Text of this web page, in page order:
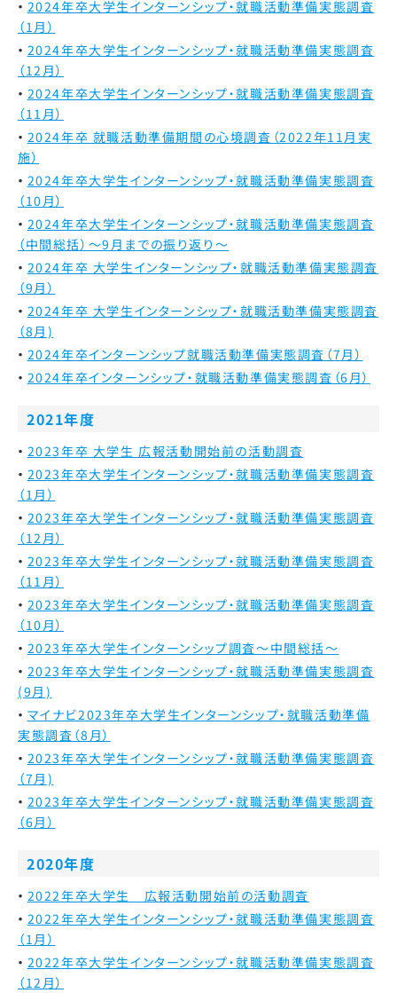
2024年卒大学生インターンシップ・就職活動準備実態調査
（1月）
2024年卒大学生インターンシップ・就職活動準備実態調査
（12月）
2024年卒大学生インターンシップ・就職活動準備実態調査
（11月）
2024年卒 就職活動準備期間の心境調査（2022年11月実
施）
2024年卒大学生インターンシップ・就職活動準備実態調査
（10月）
2024年卒大学生インターンシップ・就職活動準備実態調査
（中間総括）～9月までの振り返り～
2024年卒 大学生インターンシップ・就職活動準備実態調査
（9月）
2024年卒 大学生インターンシップ・就職活動準備実態調査
（8月)
2024年卒インターンシップ就職活動準備実態調査（7月）
2024年卒インターンシップ・就職活動準備実態調査（6月）
2021年度
2023年卒 大学生 広報活動開始前の活動調査
2023年卒大学生インターンシップ・就職活動準備実態調査
（1月）
2023年卒大学生インターンシップ・就職活動準備実態調査
（12月）
2023年卒大学生インターンシップ・就職活動準備実態調査
（11月）
2023年卒大学生インターンシップ・就職活動準備実態調査
（10月）
2023年卒大学生インターンシップ調査～中間総括～
2023年卒大学生インターンシップ・就職活動準備実態調査
(9月)
マイナビ2023年卒大学生インターンシップ・就職活動準備
実態調査（8月）
2023年卒大学生インターンシップ・就職活動準備実態調査
（7月)
2023年卒大学生インターンシップ・就職活動準備実態調査
（6月）
2020年度
2022年卒大学生 広報活動開始前の活動調査
2022年卒大学生インターンシップ・就職活動準備実態調査
（1月）
2022年卒大学生インターンシップ・就職活動準備実態調査
（12月）